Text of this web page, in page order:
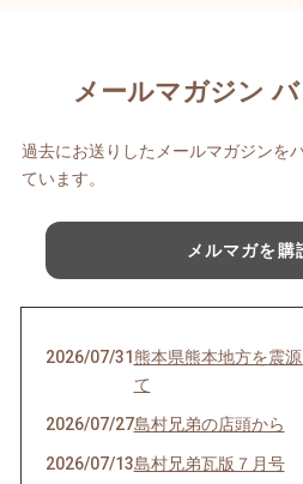
メールマガジン
過去にお送りしたメールマガジンを
ています。
メルマガを購
2026/07/31熊本県熊本地方を震
て
2026/07/27島村兄弟の店頭から
2026/07/13島村兄弟瓦版７月号